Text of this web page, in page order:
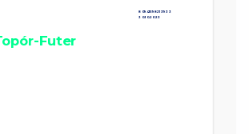
Futer
80941598213933
30.10.2023